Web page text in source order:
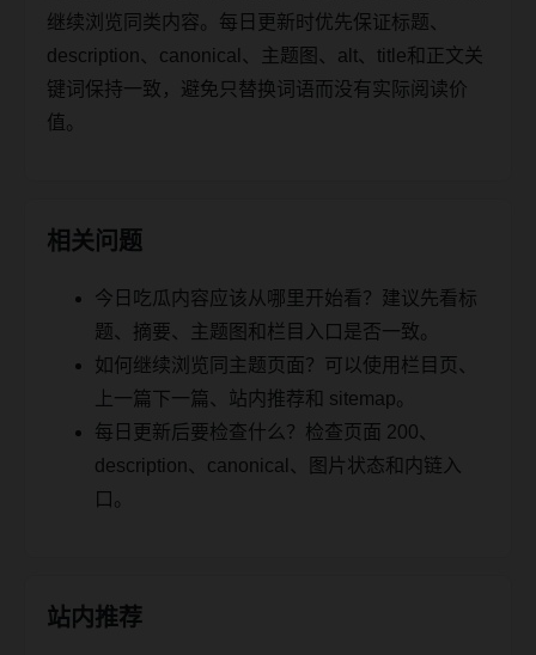
继续浏览同类内容。每日更新时优先保证标题、
description、canonical、主题图、alt、title和正文关
键词保持一致，避免只替换词语而没有实际阅读价
值。
相关问题
今日吃瓜内容应该从哪里开始看？建议先看标
题、摘要、主题图和栏目入口是否一致。
如何继续浏览同主题页面？可以使用栏目页、
上一篇下一篇、站内推荐和 sitemap。
每日更新后要检查什么？检查页面 200、
description、canonical、图片状态和内链入
口。
站内推荐